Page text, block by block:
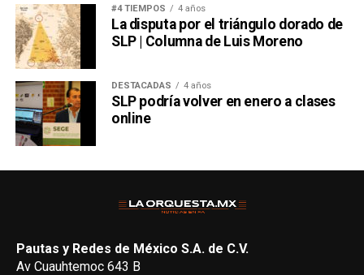
#4 TIEMPOS 4 años
La disputa por el triángulo dorado de
SLP | Columna de Luis Moreno
DESTACADAS 4 años
SLP podría volver en enero a clases
online
Pautas y Redes de México S.A. de C.V.
Av Cuauhtemoc 643 B